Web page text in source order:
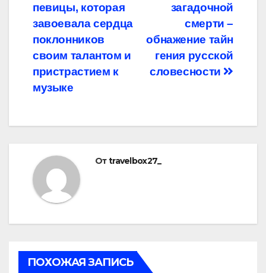
загадочной
смерти –
обнажение тайн
гения русской
словесности
певицы, которая
завоевала сердца
поклонников
своим талантом и
пристрастием к
музыке
Отtravelbox27_
ПОХОЖАЯ ЗАПИСЬ